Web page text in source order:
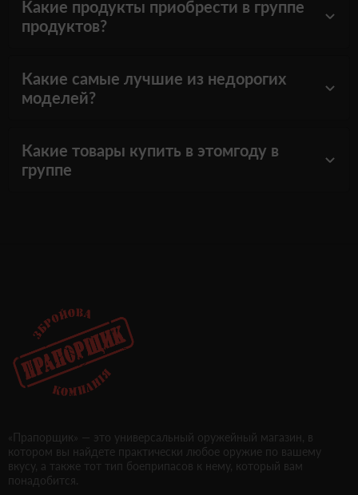
Какие продукты приобрести в группе
продуктов?
Какие самые лучшие из недорогих
моделей?
Какие товары купить в этомгоду в
группе
«Прапорщик» — это универсальный оружейный магазин, в
котором вы найдете практически любое оружие по вашему
вкусу, а также тот тип боеприпасов к нему, который вам
понадобится.